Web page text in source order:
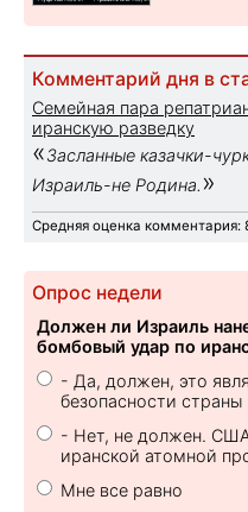
Комментарий дня в
Семейная пара
иранскую разведку
«Засланные казачки-
Израиль-не Родина. »
Средняя оценка комментария:
Опрос недели
Должен ли Израиль
бомбовый удар по
- Да, должен, это
безопасности страны
- Нет, не должен.
иранской атомной
Мне все равно